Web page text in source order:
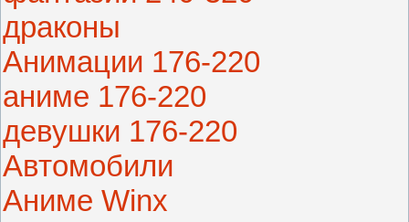
драконы
Анимации 176-220
аниме 176-220
девушки 176-220
Автомобили
Аниме Winx